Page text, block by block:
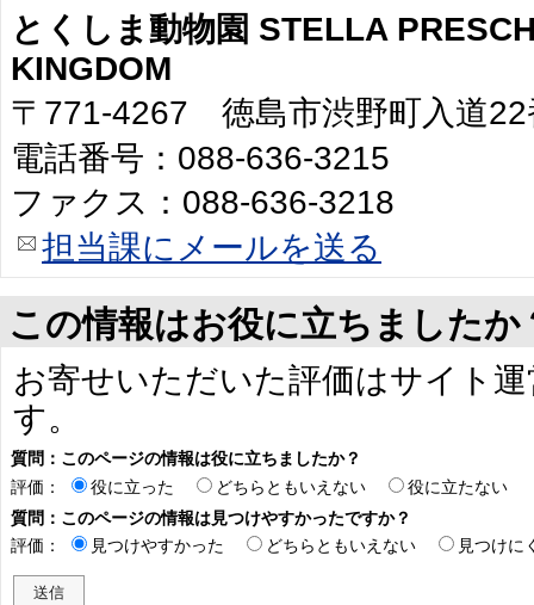
とくしま動物園 STELLA
KINGDOM
〒771-4267 徳島市渋野町入道22
電話番号：088-636-3215
ファクス：088-636-3218
担当課にメールを送る
この情報はお役に立ちましたか
お寄せいただいた評価はサイト
す。
質問：このページの情報は役に立ちましたか？
評価：
役に立った どちらともいえない
役に立たない
質問：このページの情報は見つけやすかったですか？
評価：
見つけやすかった どちらともいえない 見つけに